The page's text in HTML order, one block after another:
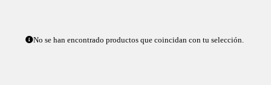
No se han encontrado productos que coincidan con tu selección.